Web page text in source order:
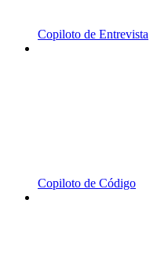
Copiloto de Entrevista
Copiloto de Código